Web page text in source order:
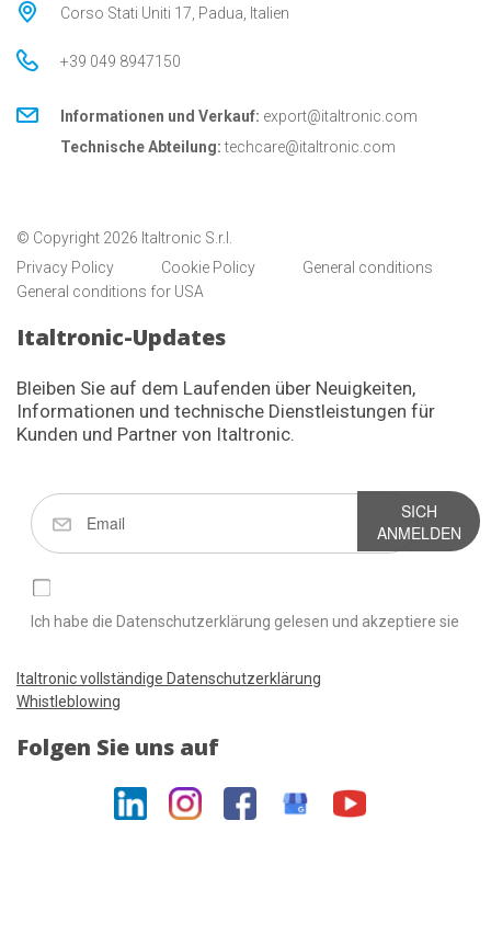
Corso Stati Uniti 17, Padua, Italien
+39 049 8947150
Informationen und Verkauf: export@italtronic.com
Technische Abteilung: techcare@italtronic.com
© Copyright 2026 Italtronic S.r.l.
Privacy Policy
Cookie Policy
General conditions
General conditions for USA
Italtronic-Updates
Bleiben Sie auf dem Laufenden über Neuigkeiten,
Informationen und technische Dienstleistungen für
Kunden und Partner von Italtronic.
SICH
ANMELDEN
Ich habe die Datenschutzerklärung gelesen und akzeptiere sie
Italtronic vollständige Datenschutzerklärung
Whistleblowing
Folgen Sie uns auf